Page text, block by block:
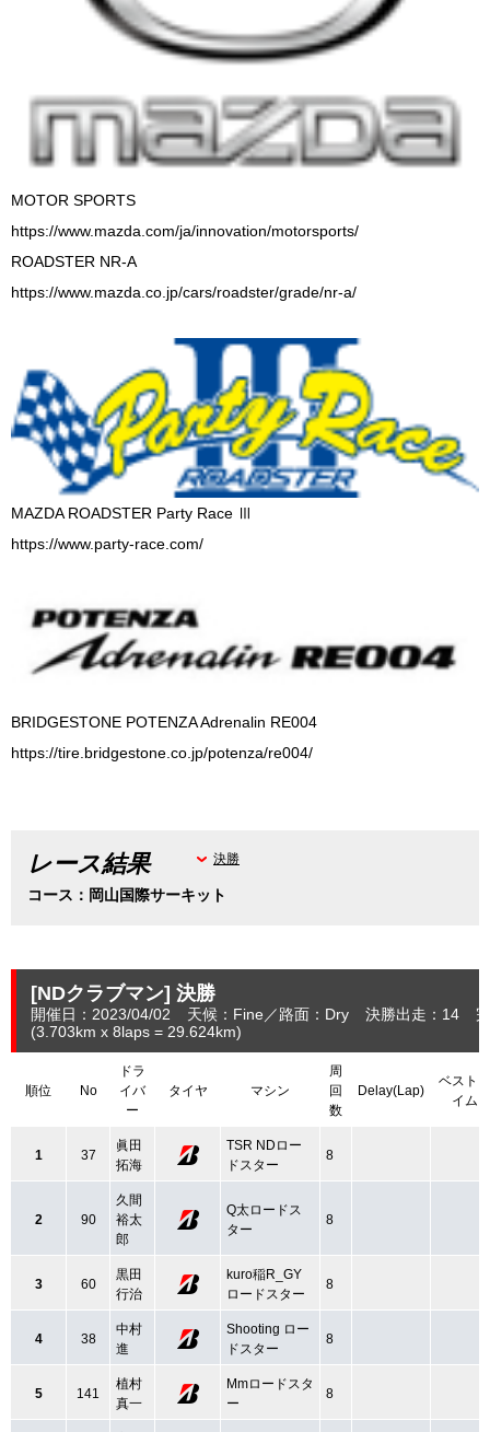
MOTOR SPORTS
https://www.mazda.com/ja/innovation/motorsports/
ROADSTER NR-A
https://www.mazda.co.jp/cars/roadster/grade/nr-a/
MAZDA ROADSTER Party Race Ⅲ
https://www.party-race.com/
BRIDGESTONE POTENZA Adrenalin RE004
https://tire.bridgestone.co.jp/potenza/re004/
レース結果
コース：岡山国際サーキット
決勝
[NDクラブマン] 決勝
開催日：2023/04/02 天候：Fine 路面：Dry 決勝出走：14
(3.703km x 8laps = 29.624km)
順位 No
ドラ
イバ
ー
タイヤ マシン
周
回
数
Delay(Lap)
ベストタ
イム
1 37
眞田
拓海
TSR NDロー
ドスター
8
2 90
久間
裕太
郎
Q太ロードス
ター
8
3 60
黒田
行治
kuro稲R_GY
ロードスター
8
4 38
中村
進
Shooting ロー
ドスター
8
5 141
植村
真一
Mmロードスタ
ー
8